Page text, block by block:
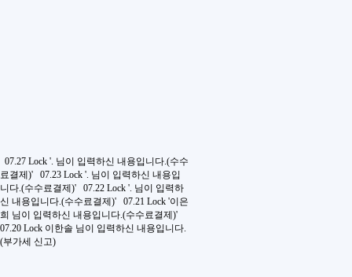
07.27 Lock '. 님이 입력하신 내용입니다.(수수
료결제)'
07.23 Lock '. 님이 입력하신 내용입
니다.(수수료결제)'
07.22 Lock '. 님이 입력하
신 내용입니다.(수수료결제)'
07.21 Lock '이은
희 님이 입력하신 내용입니다.(수수료결제)'
07.20 Lock 이한솔 님이 입력하신 내용입니다.
(부가세 신고)